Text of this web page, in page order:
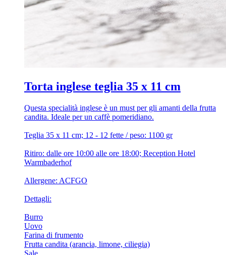
Torta inglese teglia 35 x 11 cm
Questa specialità inglese è un must per gli amanti della frutta
candita. Ideale per un caffè pomeridiano.
Teglia 35 x 11 cm; 12 - 12 fette / peso: 1100 gr
Ritiro: dalle ore 10:00 alle ore 18:00; Reception Hotel
Warmbaderhof
Allergene: ACFGO
Dettagli:
Burro
Uovo
Farina di frumento
Frutta candita (arancia, limone, ciliegia)
Sale